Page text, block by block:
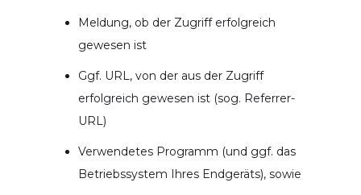
Meldung, ob der Zugriff erfolgreich
gewesen ist
Ggf. URL, von der aus der Zugriff
erfolgreich gewesen ist (sog. Referrer-
URL)
Verwendetes Programm (und ggf. das
Betriebssystem Ihres Endgeräts), sowie